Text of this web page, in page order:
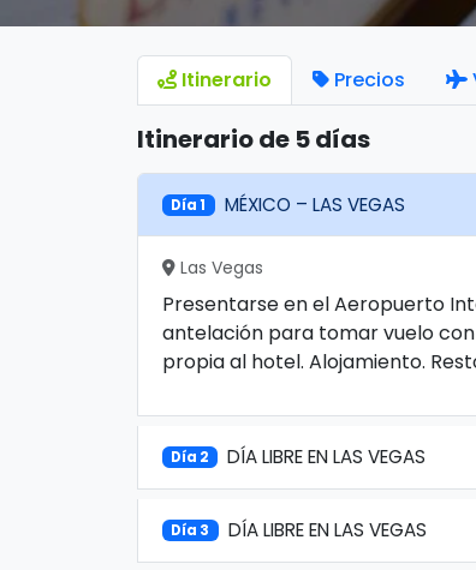
Itinerario Precios
Itinerario de 5 días
Día 1 MÉXICO – LAS VEGAS
Las Vegas
Presentarse en el Aeropuerto
antelación para tomar vuelo
propia al hotel. Alojamiento.
Día 2 DÍA LIBRE EN LAS VEGAS
Día 3 DÍA LIBRE EN LAS VEGAS